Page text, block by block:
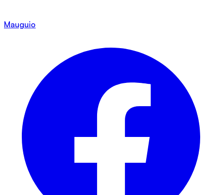
Mauguio